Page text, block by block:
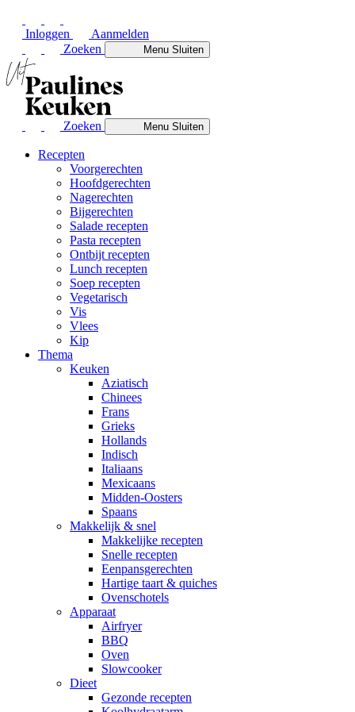
Inloggen
Aanmelden
Zoeken
MenuSluiten
Zoeken MenuSluiten
Recepten
Voorgerechten
Hoofdgerechten
Nagerechten
Bijgerechten
Salade recepten
Pasta recepten
Ontbijt recepten
Lunch recepten
Soep recepten
Vegetarisch
Vis
Vlees
Kip
Thema
Keuken
Aziatisch
Chinees
Frans
Grieks
Hollands
Indisch
Italiaans
Mexicaans
Midden-Oosters
Spaans
Makkelijk & snel
Makkelijke recepten
Snelle recepten
Eenpansgerechten
Hartige taart & quiches
Ovenschotels
Apparaat
Airfryer
BBQ
Oven
Slowcooker
Dieet
Gezonde recepten